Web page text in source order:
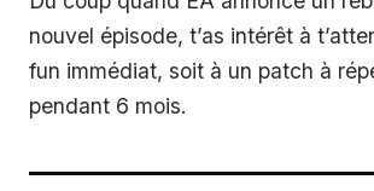
nouvel épisode, t’as intérêt à
fun immédiat, soit à un patch à
pendant 6 mois.